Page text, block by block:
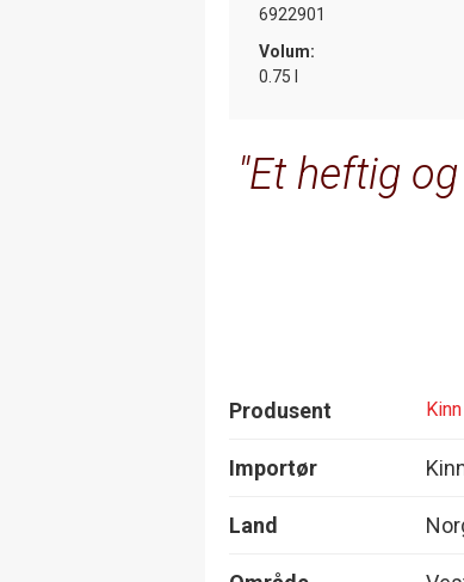
6922901
Volum:
0.75 l
Et heftig
Produsent
Importør
Land